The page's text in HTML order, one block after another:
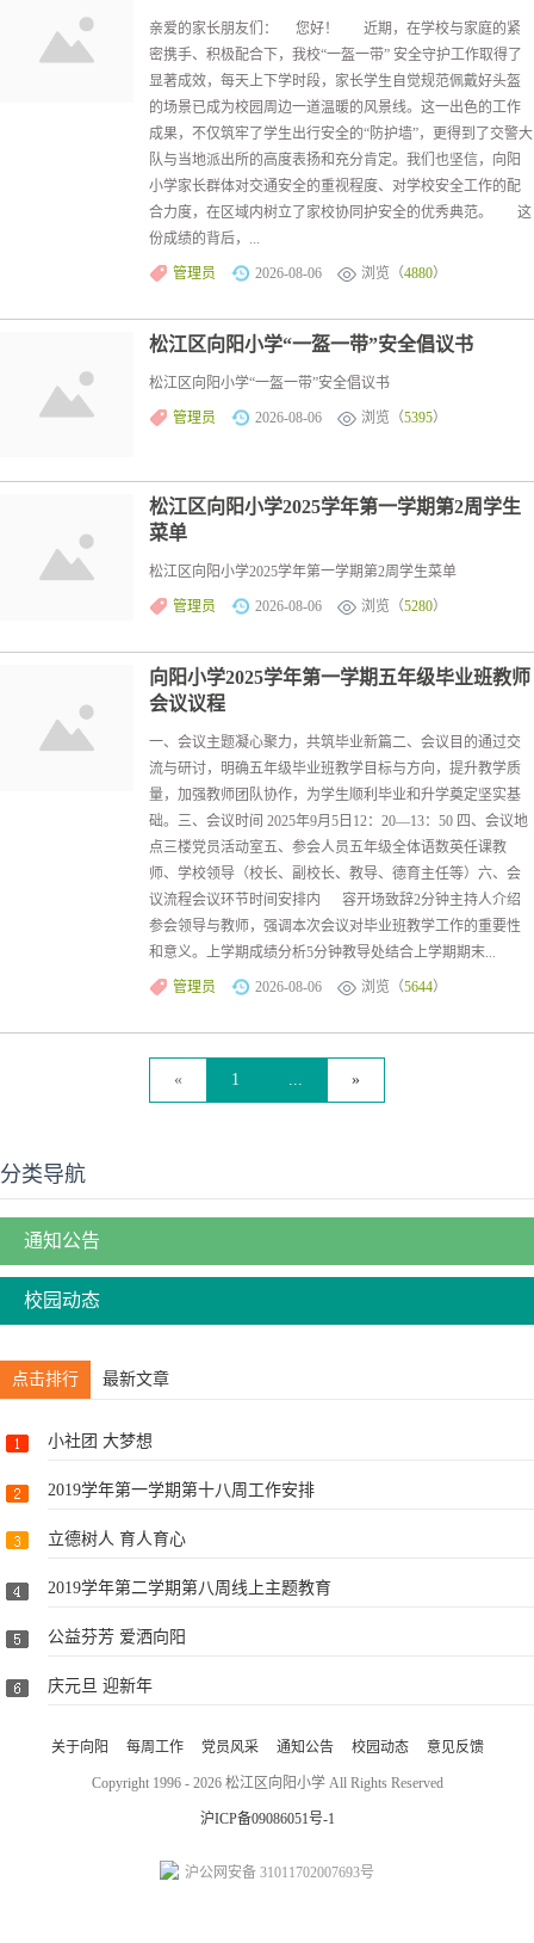
亲爱的家长朋友们： 您好！ 近期，在学校与家庭的紧
密携手、积极配合下，我校“一盔一带” 安全守护工作取得了
显著成效，每天上下学时段，家长学生自觉规范佩戴好头盔
的场景已成为校园周边一道温暖的风景线。这一出色的工作
成果，不仅筑牢了学生出行安全的“防护墙”，更得到了交警大
队与当地派出所的高度表扬和充分肯定。我们也坚信，向阳
小学家长群体对交通安全的重视程度、对学校安全工作的配
合力度，在区域内树立了家校协同护安全的优秀典范。 这
份成绩的背后，...
管理员 2026-08-06 浏览（4880）
松江区向阳小学“一盔一带”安全倡议书
松江区向阳小学“一盔一带”安全倡议书
管理员 2026-08-06 浏览（5395）
松江区向阳小学2025学年第一学期第2周学生
菜单
松江区向阳小学2025学年第一学期第2周学生菜单
管理员 2026-08-06 浏览（5280）
向阳小学2025学年第一学期五年级毕业班教师
会议议程
一、会议主题凝心聚力，共筑毕业新篇二、会议目的通过交
流与研讨，明确五年级毕业班教学目标与方向，提升教学质
量，加强教师团队协作，为学生顺利毕业和升学奠定坚实基
础。三、会议时间 2025年9月5日12：20—13：50 四、会议地
点三楼党员活动室五、参会人员五年级全体语数英任课教
师、学校领导（校长、副校长、教导、德育主任等）六、会
议流程会议环节时间安排内 容开场致辞2分钟主持人介绍
参会领导与教师，强调本次会议对毕业班教学工作的重要性
和意义。上学期成绩分析5分钟教导处结合上学期期末...
管理员 2026-08-06 浏览（5644）
« 1 ... »
分类导航
通知公告
校园动态
点击排行 最新文章
小社团 大梦想
2019学年第一学期第十八周工作安排
立德树人 育人育心
2019学年第二学期第八周线上主题教育
公益芬芳 爱洒向阳
庆元旦 迎新年
关于向阳 每周工作 党员风采 通知公告 校园动态 意见反馈
Copyright 1996 - 2026 松江区向阳小学 All Rights Reserved
沪ICP备09086051号-1
沪公网安备 31011702007693号